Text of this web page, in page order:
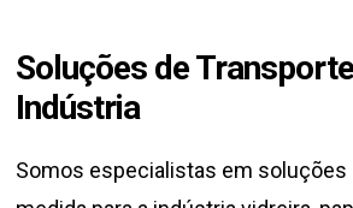
Soluções de
Indústria
Somos especialistas em soluções